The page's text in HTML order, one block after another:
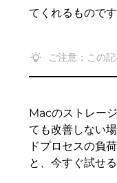
てくれるものです
ご注意：この
Macのストレー
ても改善しない
ドプロセスの負
と、今すぐ試せ